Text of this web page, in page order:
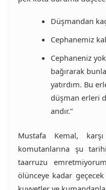
Düşmandan
Cephanemiz
Cephaneniz
bağırarak
yatırdım. Bu
düşman erleri
andır.”
Mustafa Kemal,
komutanlarına şu
taarruzu
ölünceye kadar